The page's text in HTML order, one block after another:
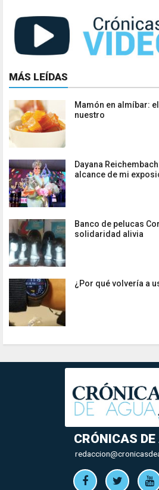
MÁS LEÍDAS
Mamón en almíbar:
nuestro
Dayana
alcance de mi
Banco de pelucas
solidaridad alivia
¿Por qué volvería a
CRÓNICAS